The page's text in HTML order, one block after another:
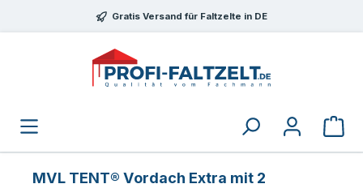
Zum Hauptinhalt springenGratis Versand für Faltzelte in DE
MVL TENT® Vordach Extra mit 2